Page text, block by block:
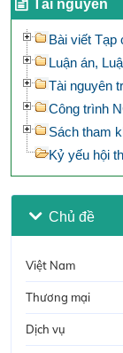
Tài nguyên
Bài viết Tạp
Luận án,
Tài nguyên
Công trình
Sách tham
Kỷ yếu hội
Chủ đề
Việt Nam
Thương mại
Dịch vụ